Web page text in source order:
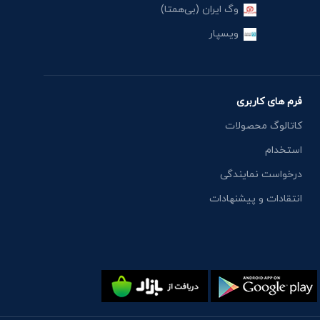
وگ ایران (بی‌همتا)
ویسپار
فرم های کاربری
کاتالوگ محصولات
استخدام
درخواست نمایندگی
انتقادات و پیشنهادات